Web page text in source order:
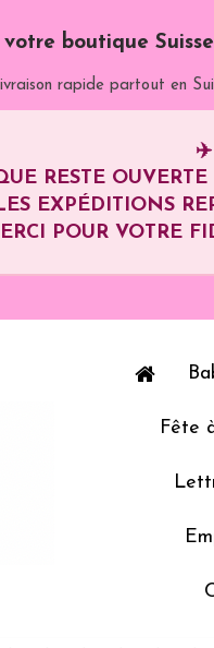
votre boutique
rapide partout en
✈️
RESTE
EXPÉDITIONS
POUR VOTRE
Fête